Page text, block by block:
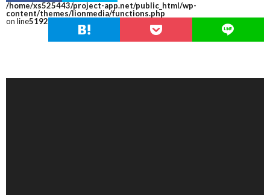
/home/xs525443/project-app.net/public_html/wp-
content/themes/lionmedia/functions.php
on line5192